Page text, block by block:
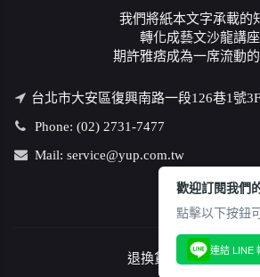
我們將紙本文字承載的
轉化成藝文沙龍講座
期許雅痞成為一席流動
台北市大安區復興南路一段126巷1號3F
Phone: (02) 2731-7477
Mail: service@yup.com.tw
退換貨說明/隱私權
歡迎訂閱我們
點擊以下按鈕
連結 LINE